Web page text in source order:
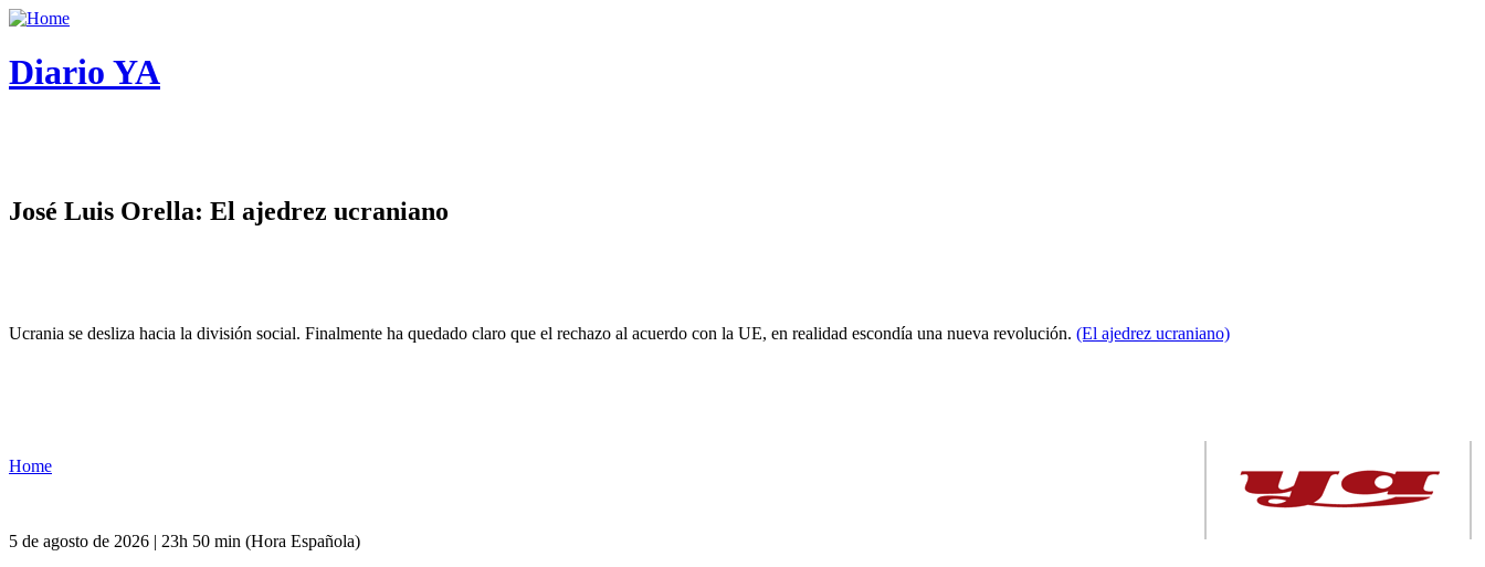
Diario YA
José Luis Orella: El ajedrez ucraniano
Ucrania se desliza hacia la división social. Finalmente ha quedado claro que el rechazo al acuerdo con la UE, en realidad escondía una nueva revolución. (El ajedrez ucraniano)
Home
5 de agosto de 2026 | 23h 50 min (Hora Española)